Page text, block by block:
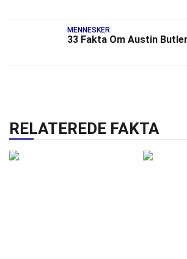
MENNESKER
33 Fakta Om Austin Butler
RELATEREDE FAKTA